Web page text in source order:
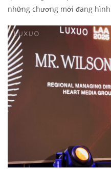
những chương mới đang